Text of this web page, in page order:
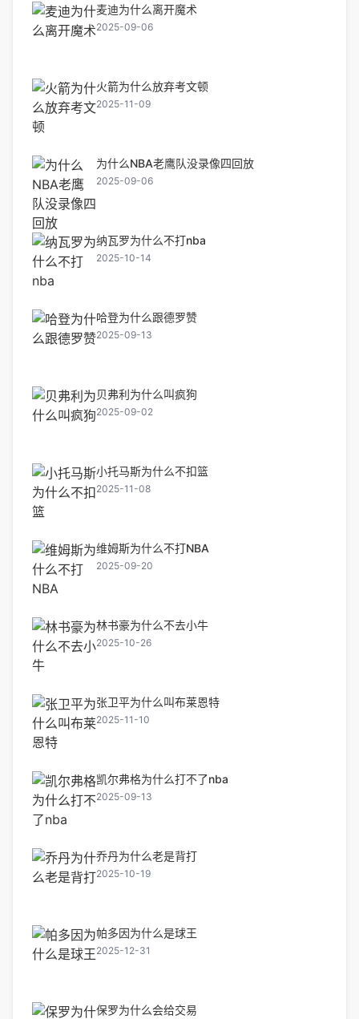
麦迪为什么离开魔术
2025-09-06
火箭为什么放弃考文顿
2025-11-09
为什么NBA老鹰队没录像四回放
2025-09-06
纳瓦罗为什么不打nba
2025-10-14
哈登为什么跟德罗赞
2025-09-13
贝弗利为什么叫疯狗
2025-09-02
小托马斯为什么不扣篮
2025-11-08
维姆斯为什么不打NBA
2025-09-20
林书豪为什么不去小牛
2025-10-26
张卫平为什么叫布莱恩特
2025-11-10
凯尔弗格为什么打不了nba
2025-09-13
乔丹为什么老是背打
2025-10-19
帕多因为什么是球王
2025-12-31
保罗为什么会给交易